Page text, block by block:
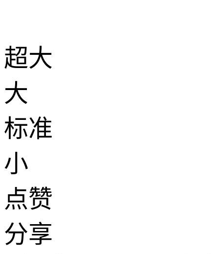
超大
大
标准
小
点赞
分享